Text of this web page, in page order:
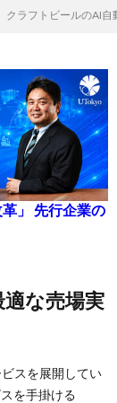
クラフトビールのAI自
」 先行企業の
スを展開してい
を手掛ける